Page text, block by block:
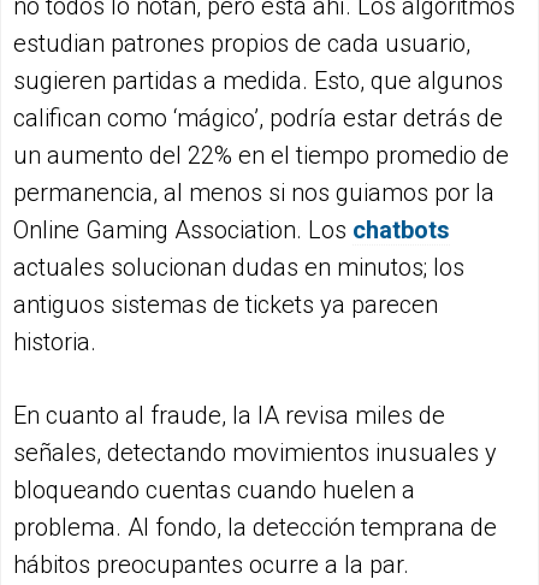
no todos lo notan, pero está ahí. Los algoritmos
estudian patrones propios de cada usuario,
sugieren partidas a medida. Esto, que algunos
califican como ‘mágico’, podría estar detrás de
un aumento del 22% en el tiempo promedio de
permanencia, al menos si nos guiamos por la
Online Gaming Association. Los chatbots
actuales solucionan dudas en minutos; los
antiguos sistemas de tickets ya parecen
historia.
En cuanto al fraude, la IA revisa miles de
señales, detectando movimientos inusuales y
bloqueando cuentas cuando huelen a
problema. Al fondo, la detección temprana de
hábitos preocupantes ocurre a la par.